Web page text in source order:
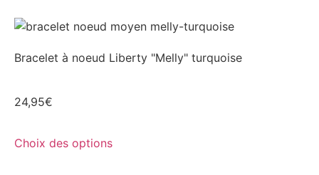
Bracelet à noeud Liberty "Melly" turquoise
24,95€
Choix des options